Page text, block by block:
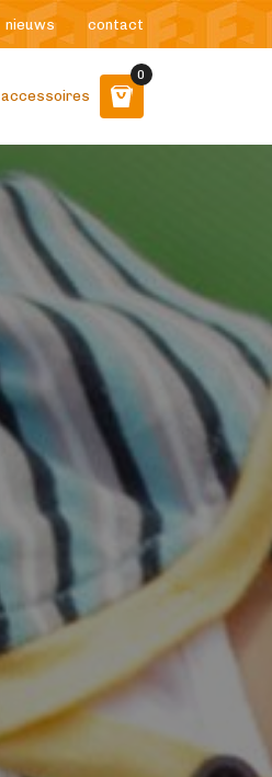
nieuws contact
accessoires
0